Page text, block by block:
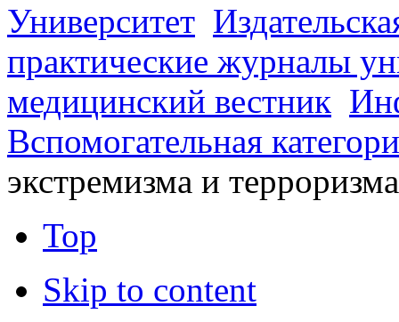
Университет
практические журналы
медицинский вестник
Вспомогательная
экстремизма и
Top
Skip to content